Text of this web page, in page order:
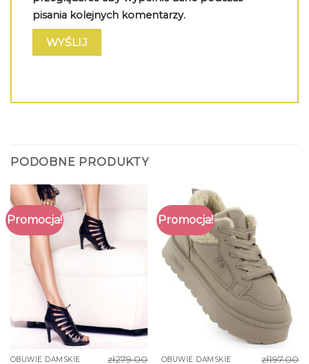
pisania kolejnych komentarzy.
PODOBNE PRODUKTY
Promocja!
OBUWIE DAMSKIE zł279.00
Promocja!
OBUWIE DAMSKIE zł197.00